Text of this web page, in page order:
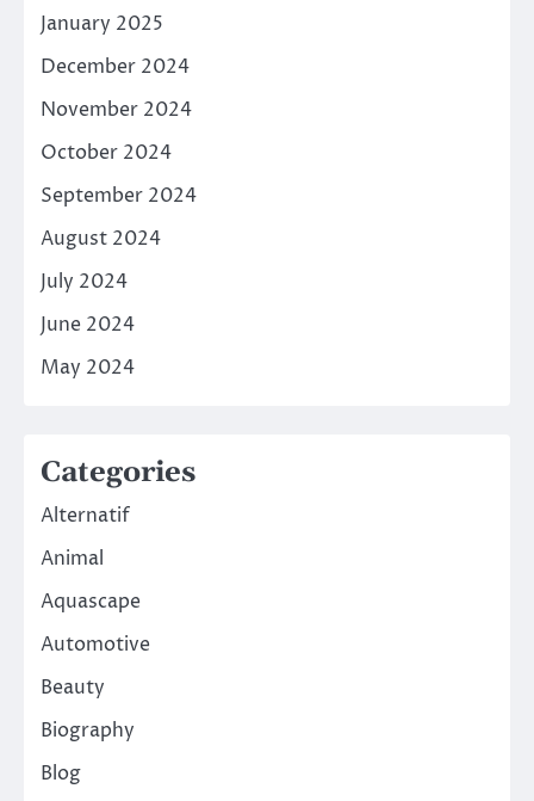
January 2025
December 2024
November 2024
October 2024
September 2024
August 2024
July 2024
June 2024
May 2024
Categories
Alternatif
Animal
Aquascape
Automotive
Beauty
Biography
Blog